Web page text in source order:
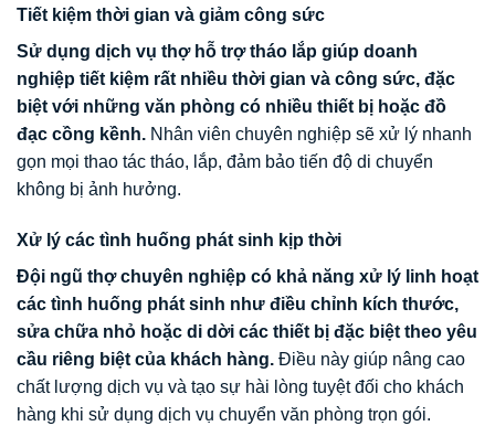
Tiết kiệm thời gian và giảm công sức
Sử dụng dịch vụ thợ hỗ trợ tháo lắp giúp doanh
nghiệp tiết kiệm rất nhiều thời gian và công sức, đặc
biệt với những văn phòng có nhiều thiết bị hoặc đồ
đạc cồng kềnh. Nhân viên chuyên nghiệp sẽ xử lý nhanh
gọn mọi thao tác tháo, lắp, đảm bảo tiến độ di chuyển
không bị ảnh hưởng.
Xử lý các tình huống phát sinh kịp thời
Đội ngũ thợ chuyên nghiệp có khả năng xử lý linh hoạt
các tình huống phát sinh như điều chỉnh kích thước,
sửa chữa nhỏ hoặc di dời các thiết bị đặc biệt theo yêu
cầu riêng biệt của khách hàng. Điều này giúp nâng cao
chất lượng dịch vụ và tạo sự hài lòng tuyệt đối cho khách
hàng khi sử dụng dịch vụ chuyển văn phòng trọn gói.